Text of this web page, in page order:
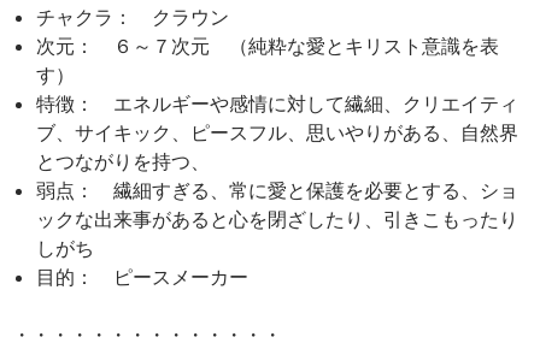
チャクラ： クラウン
次元： ６～７次元 （純粋な愛とキリスト意識を表
す）
特徴： エネルギーや感情に対して繊細、クリエイティ
ブ、サイキック、ピースフル、思いやりがある、自然界
とつながりを持つ、
弱点： 繊細すぎる、常に愛と保護を必要とする、ショ
ックな出来事があると心を閉ざしたり、引きこもったり
しがち
目的： ピースメーカー
・・・・・・・・・・・・・・